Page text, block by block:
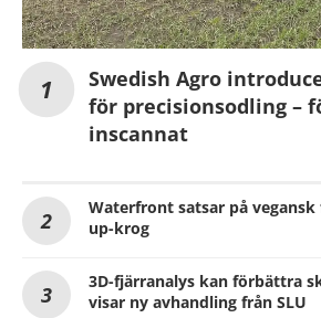
Swedish Agro
för precisionsodling –
inscannat
Waterfront satsar på
up-krog
3D-fjärranalys kan förbättra
visar ny avhandling från SLU